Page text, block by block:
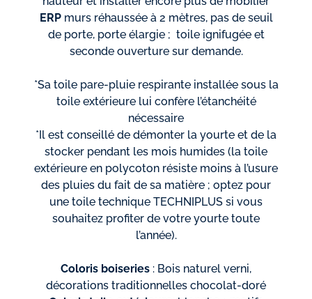
ERPmurs réhaussée à 2 mètres, pas de seuil
de porte, porte élargie ; toile ignifugée et
seconde ouverture sur demande.
*Sa toile pare-pluie respirante installée sous la
toile extérieure lui confère l’étanchéité
nécessaire
*Il est conseillé de démonter la yourte et de la
stocker pendant les mois humides (la toile
extérieure en polycoton résiste moins à l’usure
des pluies du fait de sa matière ; optez pour
une toile technique TECHNIPLUS si vous
souhaitez profiter de votre yourte toute
l’année).
Coloris boiseries : Bois naturel verni,
décorations traditionnelles chocolat-doré